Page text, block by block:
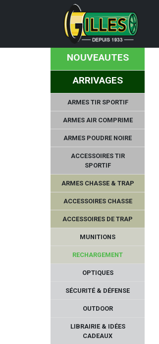
NOUVEAUTES
ARRIVAGES
ARMES TIR SPORTIF
ARMES AIR COMPRIME
ARMES POUDRE NOIRE
ACCESSOIRES TIR
SPORTIF
ARMES CHASSE & TRAP
ACCESSOIRES CHASSE
ACCESSOIRES DE TRAP
MUNITIONS
RECHARGEMENT
OPTIQUES
SÉCURITÉ & DÉFENSE
OUTDOOR
LIBRAIRIE & IDÉES
CADEAUX